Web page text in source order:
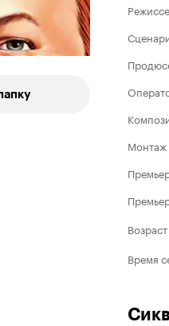
Монтаж
Возраст
Время